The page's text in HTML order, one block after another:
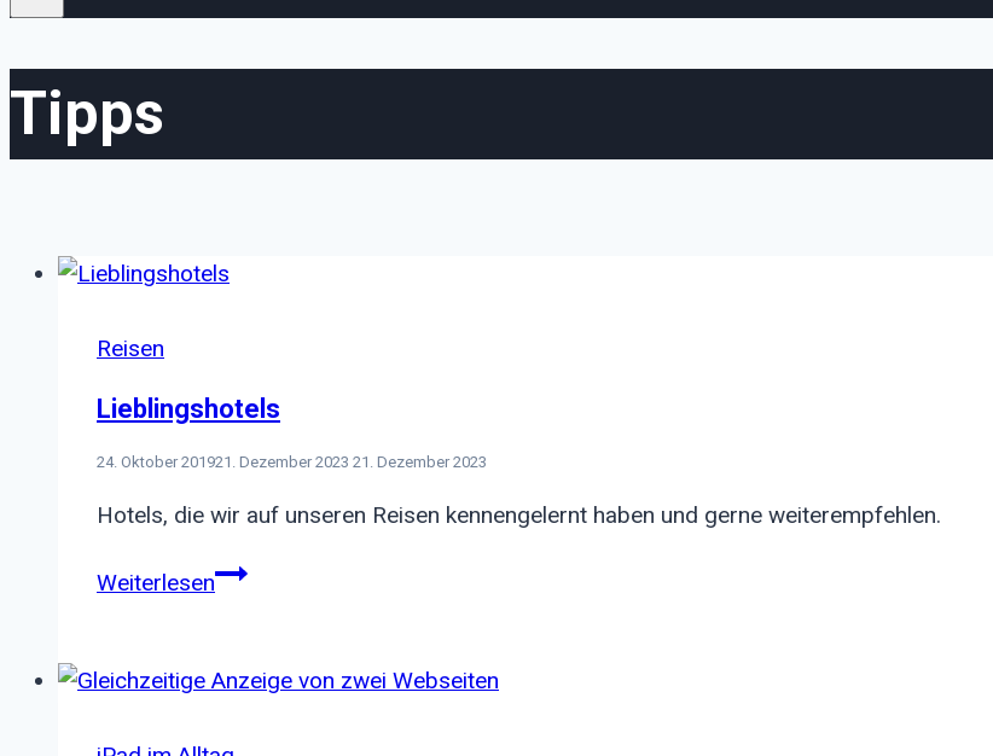
Tipps
Reisen
Lieblingshotels
24. Oktober 201921. Dezember 2023 21. Dezember 2023
Hotels, die wir auf unseren Reisen kennengelernt haben und gerne weiterempfehlen.
WeiterlesenLieblingshotels